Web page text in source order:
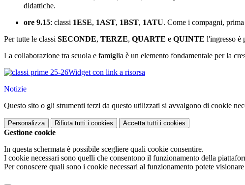
didattiche.
ore 9.15: classi 1ESE, 1AST, 1BST, 1ATU. Come i compagni,
Per tutte le classi SECONDE, TERZE, QUARTE e QUINTE l'ingresso è
La collaborazione tra scuola e famiglia è un elemento fondamentale per la
Widget con link a risorsa
Notizie
Questo sito o gli strumenti terzi da questo utilizzati si avvalgono di cookie
Personalizza Rifiuta tutti i cookies Accetta tutti i cookies
Gestione cookie
In questa schermata è possibile scegliere quali cookie consentire.
I cookie necessari sono quelli che consentono il funzionamento della
Per conoscere quali sono i cookie necessari al funzionamento potete visionare